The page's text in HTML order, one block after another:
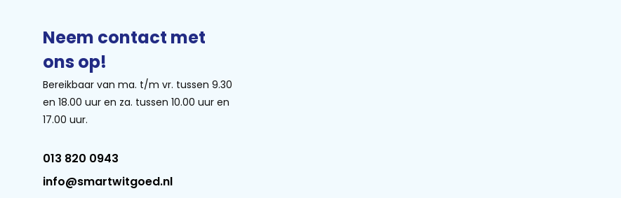
Neem contact met
ons op!
Bereikbaar van ma. t/m vr. tussen 9.30
en 18.00 uur en za. tussen 10.00 uur en
17.00 uur.
013 820 0943
info@smartwitgoed.nl